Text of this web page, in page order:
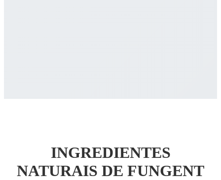
INGREDIENTES
NATURAIS DE FUNGENT